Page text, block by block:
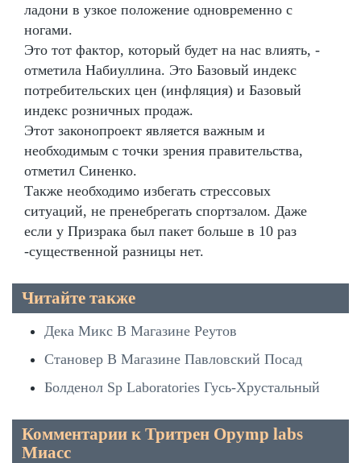
ладони в узкое положение одновременно с
ногами.
Это тот фактор, который будет на нас влиять, -
отметила Набиуллина. Это Базовый индекс
потребительских цен (инфляция) и Базовый
индекс розничных продаж.
Этот законопроект является важным и
необходимым с точки зрения правительства,
отметил Синенко.
Также необходимо избегать стрессовых
ситуаций, не пренебрегать спортзалом. Даже
если у Призрака был пакет больше в 10 раз
-существенной разницы нет.
Читайте также
Дека Микс В Магазине Реутов
Становер В Магазине Павловский Посад
Болденол Sp Laboratories Гусь-Хрустальный
Комментарии к Тритрен Opymp labs
Миасс